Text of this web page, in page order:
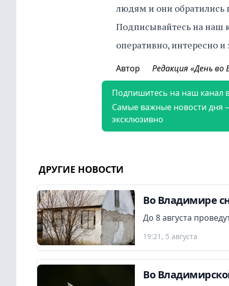
людям и они обратились
Подписывайтесь на наш
оперативно, интересно и
Автор Редакция «День во
Подпишитесь на наш канал
Самые важные новости дня
эксклюзивно
ДРУГИЕ НОВОСТИ
Во Владимире
До 8 августа
19:21, 5 августа
Во